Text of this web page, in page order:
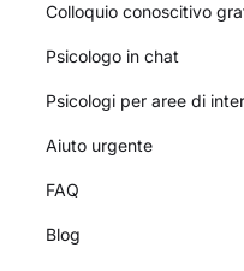
Colloquio conoscitivo
Psicologo in chat
Psicologi per aree di
Aiuto urgente
FAQ
Blog